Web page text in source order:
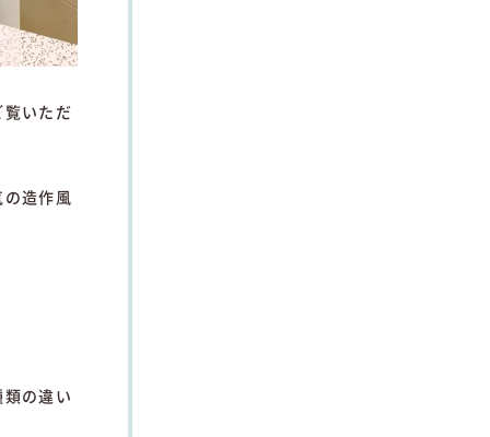
いただ
造作風
の違い